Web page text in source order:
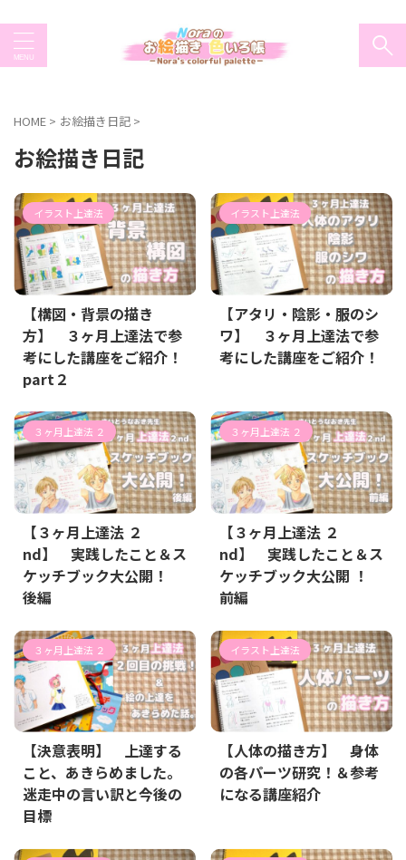
HOME > お絵描き日記 >
お絵描き日記
イラスト上達法
【構図・背景の描き
方】 ３ヶ月上達法で参
考にした講座をご紹介！
part２
イラスト上達法
【アタリ・陰影・服のシ
ワ】 ３ヶ月上達法で参
考にした講座をご紹介！
３ヶ月上達法 ２
【３ヶ月上達法 ２
nd】 実践したこと＆ス
ケッチブック大公開！
後編
３ヶ月上達法 ２
【３ヶ月上達法 ２
nd】 実践したこと＆ス
ケッチブック大公開 ！
前編
３ヶ月上達法 ２
【決意表明】 上達する
こと、あきらめました。
迷走中の言い訳と今後の
目標
イラスト上達法
【人体の描き方】 身体
の各パーツ研究！＆参考
になる講座紹介